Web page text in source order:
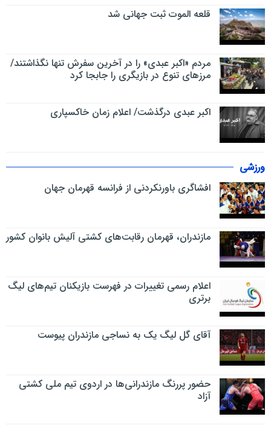
قلعه الموت ثبت جهانی شد
مردم «اکبر عبدی» را در آخرین سفرش تنها نگذاشتند/
مرزهای تنوع در بازیگری را جابجا کرد
اکبر عبدی درگذشت/ اعلام زمان خاکسپاری
ورزشی
افشاگری باورنکردنی از فرانسه قهرمان جهان
مازندران، قهرمان رقابت‌های کشتی آلیش بانوان کشور
اعلام رسمی تغییرات در فهرست بازیکنان تیم‌های لیگ
برتری
آقای گل لیگ یک به نساجی مازندران پیوست
حضور پررنگ مازندرانی‌ها در اردوی تیم ملی کشتی
آزاد